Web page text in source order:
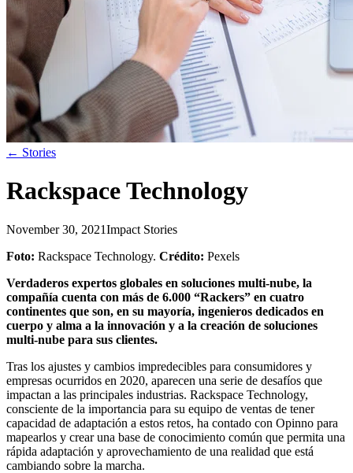
← Stories
Rackspace Technology
November 30, 2021Impact Stories
Foto: Rackspace Technology. Crédito: Pexels
Verdaderos expertos globales en soluciones multi-nube, la
compañía cuenta con más de 6.000 “Rackers” en cuatro
continentes que son, en su mayoría, ingenieros dedicados en
cuerpo y alma a la innovación y a la creación de soluciones
multi-nube para sus clientes.
Tras los ajustes y cambios impredecibles para consumidores y
empresas ocurridos en 2020, aparecen una serie de desafíos que
impactan a las principales industrias. Rackspace Technology,
consciente de la importancia para su equipo de ventas de tener
capacidad de adaptación a estos retos, ha contado con Opinno para
mapearlos y crear una base de conocimiento común que permita una
rápida adaptación y aprovechamiento de una realidad que está
cambiando sobre la marcha.